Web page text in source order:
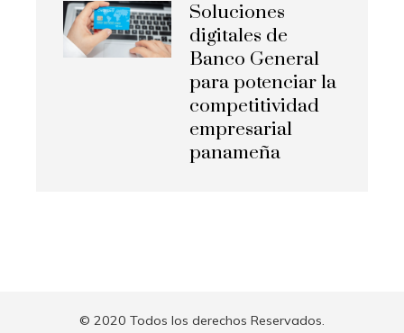
Soluciones
digitales de
Banco General
para potenciar la
competitividad
empresarial
panameña
© 2020 Todos los derechos Reservados.